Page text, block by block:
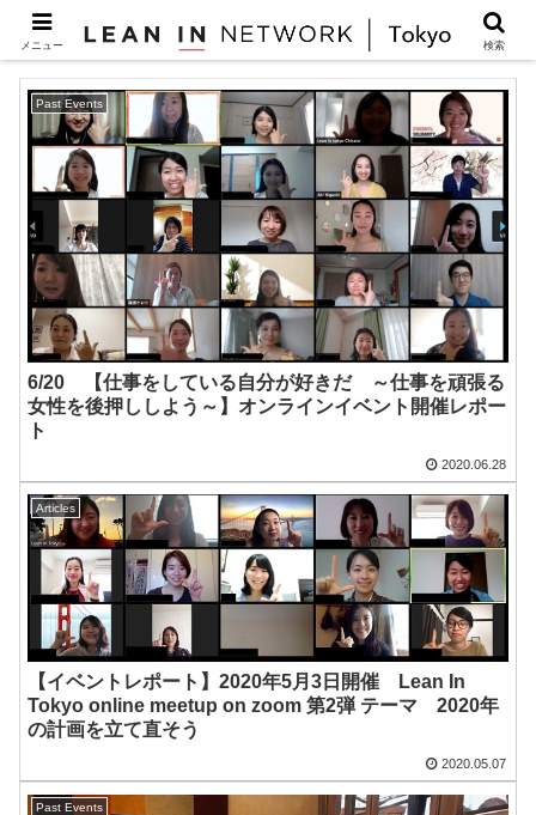
キャリア
Past Events
6/20 【仕事をしている自分が好きだ ～仕事を頑張る
女性を後押ししよう～】オンラインイベント開催レポー
ト
2020.06.28
Articles
【イベントレポート】2020年5月3日開催 Lean In
Tokyo online meetup on zoom 第2弾 テーマ 2020年
の計画を立て直そう
2020.05.07
Past Events
メニュー 検索